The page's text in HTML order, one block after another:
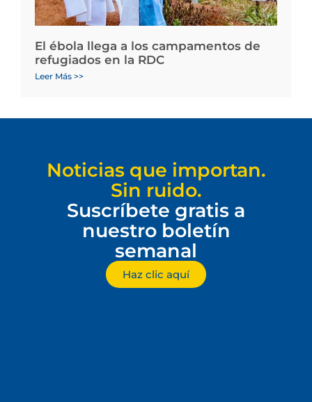
El ébola llega a los campamentos de
refugiados en la RDC
Leer Más >>
Noticias que importan.
Sin ruido.
Suscríbete gratis a
nuestro boletín
semanal
Haz clic aquí